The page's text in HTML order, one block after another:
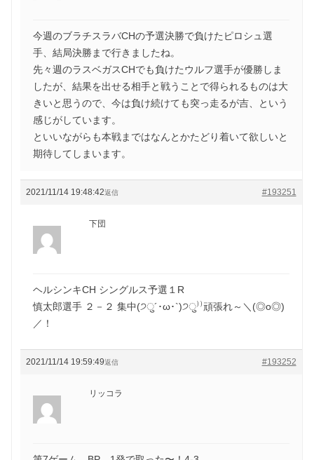
今週のブラチスラバCHの予選決勝で負けたピロシュ選
手、結局決勝まで行きましたね。
先々週のラスベガスCHでも負けたウルフ選手が優勝しま
したが、結果を出せる相手と戦うことで得られるものは大
きいと思うので、今は負け続けても突っ走るが吉、という
感じがしています。
といいながらも本戦まではなんとかたどり着いて欲しいと
期待してしまいます。
2021/11/14 19:48:42 #193251
返信
下団
ヘルシンキCH シングルス予選１R
慎太郎選手 ２－２ 集中(੭ु´･ω･`)੭ु⁾⁾頑張れ～＼(◎o◎)
／！
2021/11/14 19:59:49 #193252
返信
リッコラ